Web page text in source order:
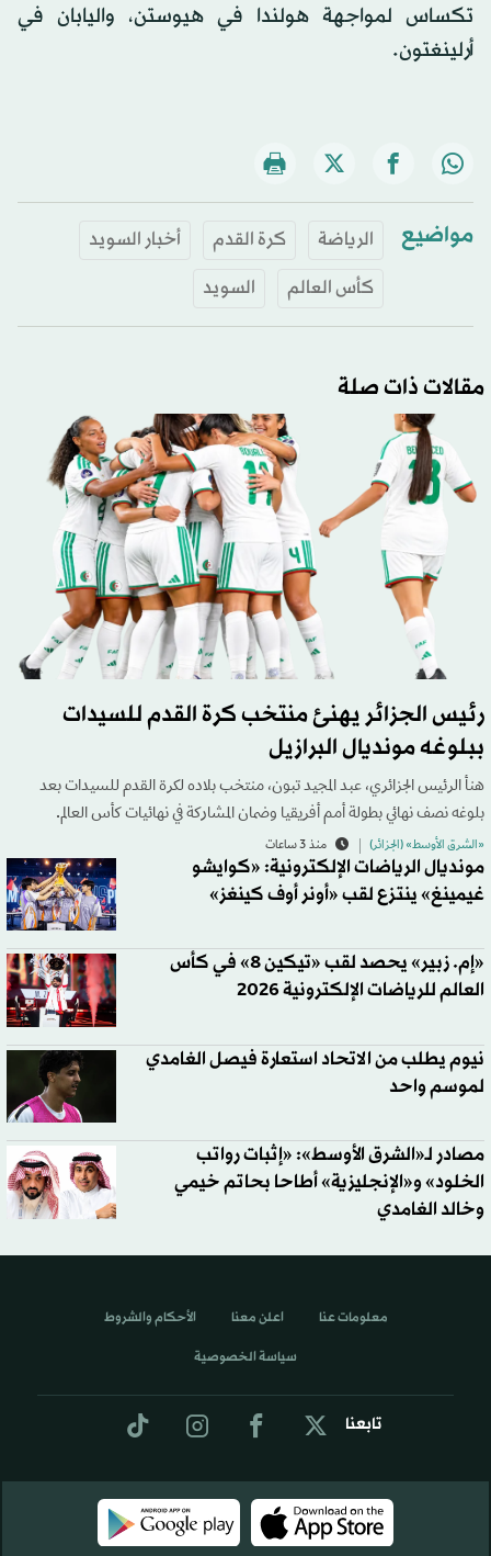
تكساس لمواجهة هولندا في هيوستن، واليابان في
أرلينغتون.
مواضيع الرياضة كرة القدم
أخبار السويد
كأس العالم
السويد
مقالات ذات صلة
رئيس الجزائر يهنئ منتخب كرة القدم للسيدات
ببلوغه مونديال البرازيل
هنأ الرئيس الجزائري، عبد المجيد تبون، منتخب بلاده لكرة القدم للسيدات بعد
بلوغه نصف نهائي بطولة أمم أفريقيا وضمان المشاركة في نهائيات كأس العالم.
«الشرق الأوسط» (الجزائر) منذ 3 ساعات
مونديال الرياضات الإلكترونية: «كوايشو
غيمينغ» ينتزع لقب «أونر أوف كينغز»
«إم. زبير» يحصد لقب «تيكين 8» في كأس
العالم للرياضات الإلكترونية 2026
نيوم يطلب من الاتحاد استعارة فيصل الغامدي
لموسم واحد
مصادر لـ«الشرق الأوسط»: «إثبات رواتب
الخلود» و«الإنجليزية» أطاحا بحاتم خيمي
وخالد الغامدي
تابعنا
معلومات عنا اعلن معنا الأحكام والشروط
سياسة الخصوصية